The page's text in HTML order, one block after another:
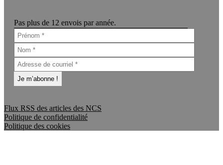
Pas plus de 12 envois par année.
Flux RSS des articles des NCS
Politique de confidentialité
Politique des cookies